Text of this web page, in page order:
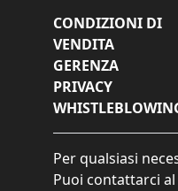
CONDIZIONI DI
VENDITA
GERENZA
PRIVACY
Per qualsiasi
Puoi contattarci